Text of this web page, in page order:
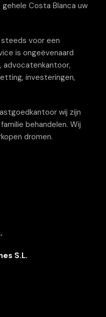
Costa Blanca uw
voor een
is ongeëvenaard
advocatenkantoor,
investeringen,
wij zijn
behandelen. Wij
dromen.
S.L.